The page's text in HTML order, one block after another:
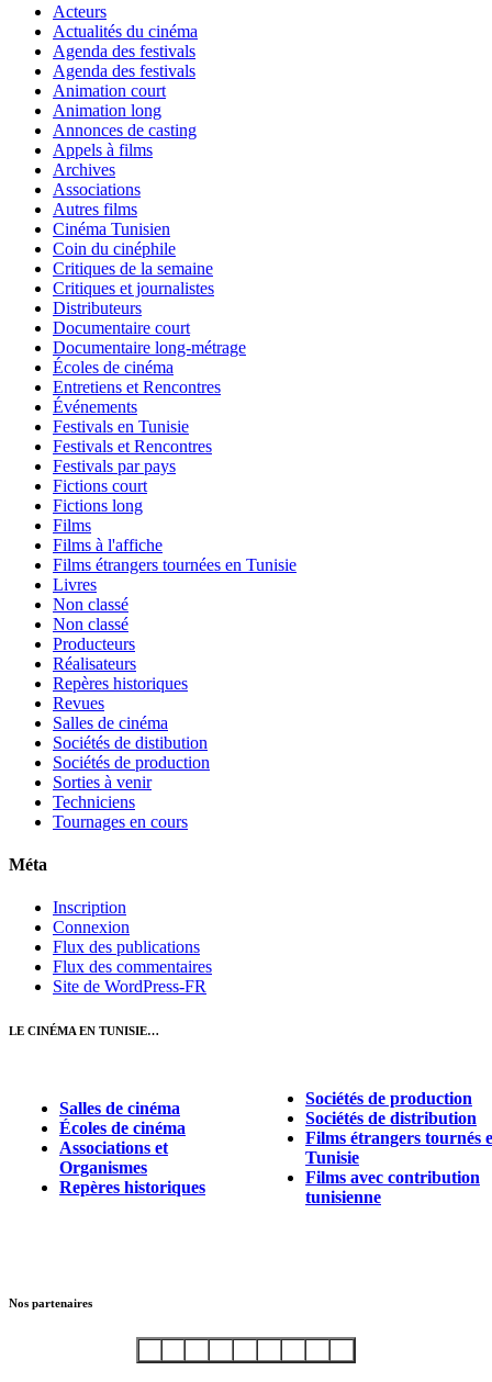
Acteurs
Actualités du cinéma
Agenda des festivals
Agenda des festivals
Animation court
Animation long
Annonces de casting
Appels à films
Archives
Associations
Autres films
Cinéma Tunisien
Coin du cinéphile
Critiques de la semaine
Critiques et journalistes
Distributeurs
Documentaire court
Documentaire long-métrage
Écoles de cinéma
Entretiens et Rencontres
Événements
Festivals en Tunisie
Festivals et Rencontres
Festivals par pays
Fictions court
Fictions long
Films
Films à l'affiche
Films étrangers tournées en Tunisie
Livres
Non classé
Non classé
Producteurs
Réalisateurs
Repères historiques
Revues
Salles de cinéma
Sociétés de distibution
Sociétés de production
Sorties à venir
Techniciens
Tournages en cours
Méta
Inscription
Connexion
Flux des publications
Flux des commentaires
Site de WordPress-FR
LE CINÉMA EN TUNISIE…
Salles de cinéma
Écoles de cinéma
Associations et
Organismes
Repères historiques
Sociétés de production
Sociétés de distribution
Films étrangers tournés
Tunisie
Films avec contribution
tunisienne
Nos partenaires